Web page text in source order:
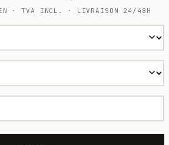
· TVA INCL. · LIVRAISON 24/48H